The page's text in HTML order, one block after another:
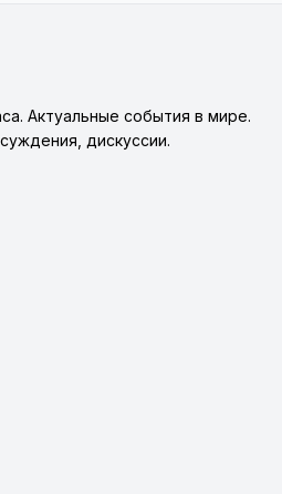
Актуальные события в мире.
дискуссии.